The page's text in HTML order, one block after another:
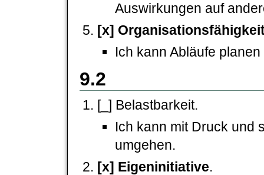
Auswirkungen auf
[x]
Ich kann Abläufe
9.2
[_] Belastbarkeit.
Ich kann mit Druck und
umgehen.
[x] Eigeninitiative.